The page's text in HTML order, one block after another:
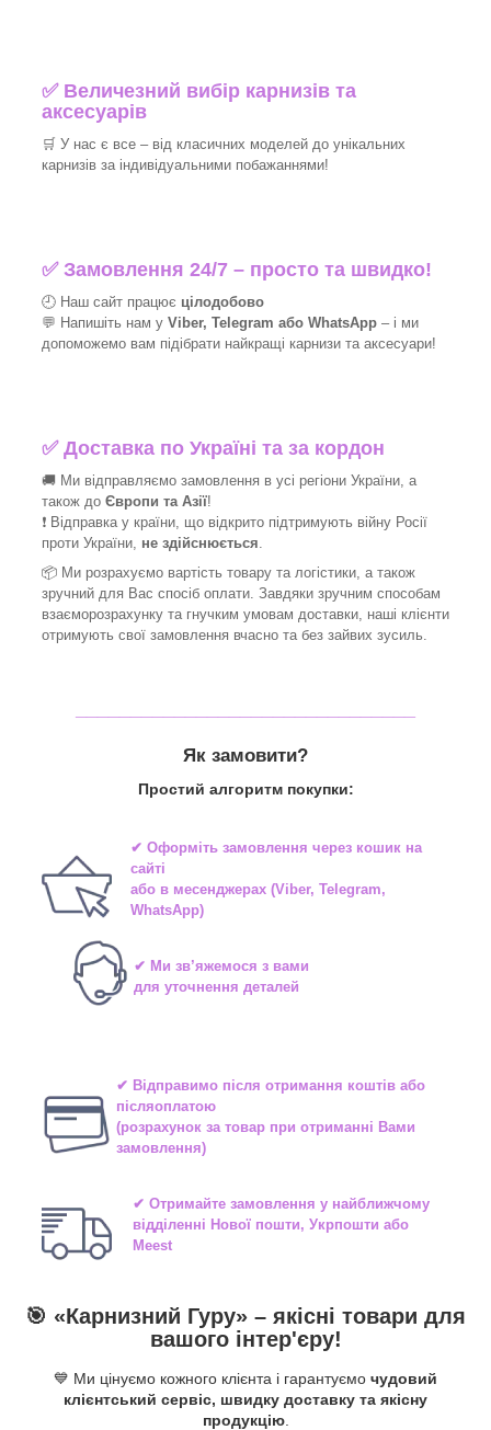
✅ Величезний вибір карнизів та
аксесуарів
🛒 У нас є все – від класичних моделей до унікальних
карнизів за індивідуальними побажаннями!​
✅Замовлення 24/7 – просто та швидко!
🕘 Наш сайт працює цілодобово
💬 Напишіть нам у Viber, Telegram або WhatsApp – і ми
допоможемо вам підібрати найкращі карнизи та аксесуари!
✅Доставка по Україні та за кордон
🚚 Ми відправляємо замовлення в усі регіони України, а
також до Європи та Азії!
❗ Відправка у країни, що відкрито підтримують війну Росії
проти України, не здійснюється.
📦 Ми розрахуємо вартість товару та логістики, а також
зручний для Вас спосіб оплати. Завдяки зручним способам
взаєморозрахунку та гнучким умовам доставки, наші клієнти
отримують свої замовлення вчасно та без зайвих зусиль.
Як замовити?
Простий алгоритм покупки:
✔ Оформіть замовлення через кошик на
сайті
або в месенджерах(Viber, Telegram,
WhatsApp)
✔ Ми зв’яжемося з вами
для уточнення деталей
✔ Відправимо після отримання коштів або
післяоплатою
(розрахунок за товар при отриманні Вами
замовлення)
✔ Отримайте замовлення у найближчому
відділенні Нової пошти, Укрпошти або
Meest
🎯 «Карнизний Гуру» – якісні товари для
вашого інтер'єру!
💙 Ми цінуємо кожного клієнта і гарантуємо чудовий
клієнтський сервіс, швидку доставку та якісну
продукцію.